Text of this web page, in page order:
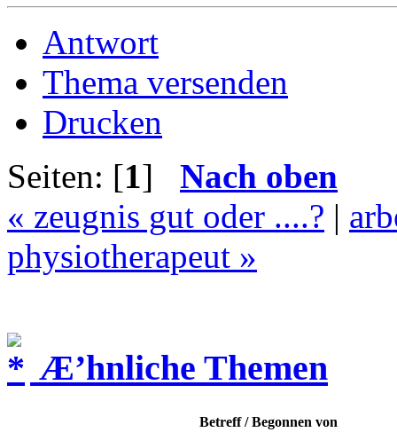
Antwort
Thema versenden
Drucken
Seiten: [1] Nach oben
« zeugnis gut oder ....? |
physiotherapeut »
Æ’hnliche Themen
Betreff / Begonnen von